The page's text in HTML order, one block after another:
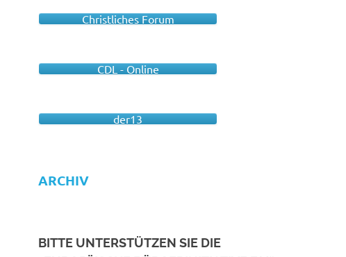
Christliches Forum
CDL - Online
der13
ARCHIV
BITTE UNTERSTÜTZEN SIE DIE